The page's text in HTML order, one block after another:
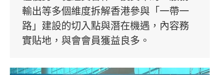
輸出等多個維度拆解香港參與「一帶一
路」建設的切入點與潛在機遇，內容務
實貼地，與會會員獲益良多。